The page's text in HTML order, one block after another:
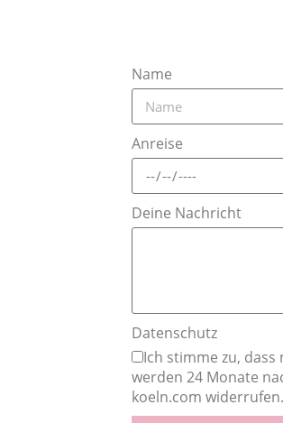
Name
Anreise
Deine Nachricht
Datenschutz
Ich stimme zu,
werden 24 Monate
koeln.com